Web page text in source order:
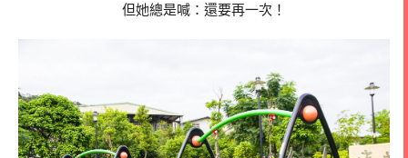
但她總是喊：還要再一次！